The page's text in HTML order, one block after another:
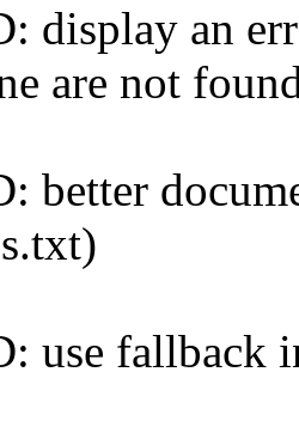
display an
are not
better
use fallback